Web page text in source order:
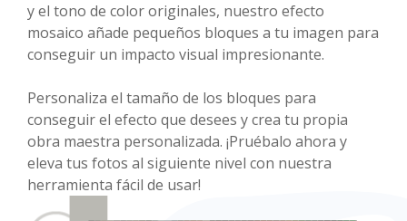
y el tono de color originales, nuestro efecto
mosaico añade pequeños bloques a tu imagen para
conseguir un impacto visual impresionante.
Personaliza el tamaño de los bloques para
conseguir el efecto que desees y crea tu propia
obra maestra personalizada. ¡Pruébalo ahora y
eleva tus fotos al siguiente nivel con nuestra
herramienta fácil de usar!